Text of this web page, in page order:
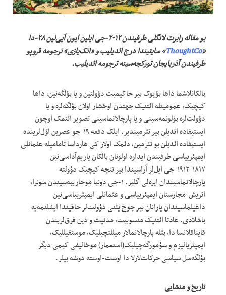
بو مقاله رابرت لانگلی طرفیندن ۲۰۱۲-جی ایلین ایون آیی‌نین ۲۸-دا
«
ThoughtCo» سایتیندا درج ائدیلیب و «اتک‌یازی» ترجومه قروپو
طرفیندن آذربایجان تورکجه‌سینه ترجومه ائدیلیب.
بالکانلاشما داها بؤیوک بیر حاکیمیت دؤولتین و یا بؤلگه‌نین، داها
کیچیک، عمومیتله ائتنیک جهتدن اوخشار اولان بؤلگه‌لره و یا
دؤولت‌لره بؤلونمه‌سینی و یا پارچالانماسینی تصویر ائتمک اوچون
ایستیفاده ائدیلن بیر تئرمیندیر. ایلک دفعه ۱۹-جو عصرین اوّل‌لرینده
ایستیفاده ائدیلن بو تئرمین، دئمک اولار کی هارداسا تامامیله عثمانلی
ایمپئرییاسی طرفیندن ایداره اولونان بالکان یاریم‌آداسی‌نین
۱۸۱۷-۱۹۱۲-جی ایل‌لر آراسیندا بیر نئچه کیچیک دؤولته
پارچالانماسیندان ایر‌ه‌لی گلیر. ۱-جی دونیا موحاریبه‌سیندن سونرا،
اتریش-مجارستان ایمپئرییاسی و عثمانلی ایمپئرییاسی‌نین
داغیلماسیندان یارانان بیر چوخ یئنی دؤولت‌لر حاقیندا ایشلنمه‌یه
باشلادی. عادتا ائتنیک منسوبیت، مدنیت و دین فرق‌لریندن
قایناقلانسا دا، بئله پارچالانمالار میللتچیلیک، موستقیللیک،
ایمپئریالیزم و سؤمورگه‌چیلیک(استعمار) موخالیفی کیمی دیگر
بؤلگه‌سل سیاسی حرکات‌لارلا دا اوست-اوسته دوشه بیلر.
تاریخ و منشایی